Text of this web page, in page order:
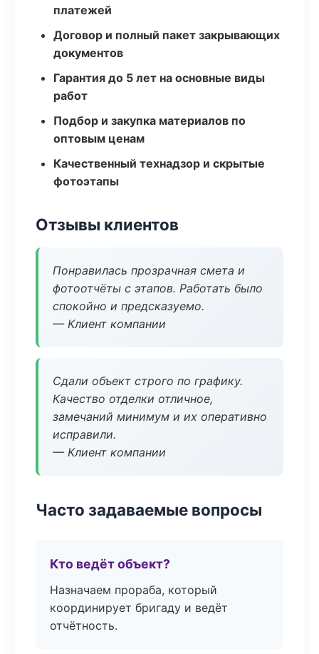
платежей
Договор и полный пакет закрывающих
документов
Гарантия до 5 лет на основные виды
работ
Подбор и закупка материалов по
оптовым ценам
Качественный технадзор и скрытые
фотоэтапы
Отзывы клиентов
Понравилась прозрачная смета и
фотоотчёты с этапов. Работать было
спокойно и предсказуемо.
— Клиент компании
Сдали объект строго по графику.
Качество отделки отличное,
замечаний минимум и их оперативно
исправили.
— Клиент компании
Часто задаваемые вопросы
Кто ведёт объект?
Назначаем прораба, который
координирует бригаду и ведёт
отчётность.